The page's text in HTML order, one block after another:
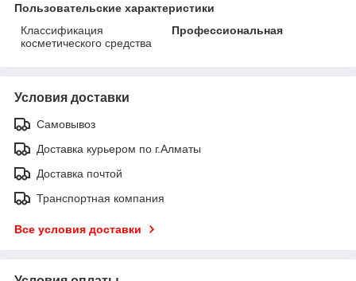
Пользовательские характеристики
Классификация
косметического средства
Профессиональная
Условия доставки
Самовывоз
Доставка курьером по г.Алматы
Доставка почтой
Транспортная компания
Все условия доставки